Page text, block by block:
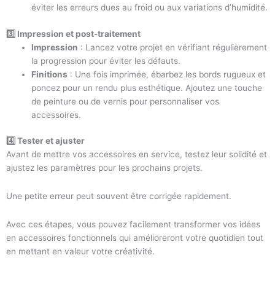
éviter les erreurs dues au froid ou aux variations d’humidité.
3️⃣ Impression et post-traitement
Impression : Lancez votre projet en vérifiant régulièrement
la progression pour éviter les défauts.
Finitions : Une fois imprimée, ébarbez les bords rugueux et
poncez pour un rendu plus esthétique. Ajoutez une touche
de peinture ou de vernis pour personnaliser vos
accessoires.
4️⃣ Tester et ajuster
Avant de mettre vos accessoires en service, testez leur solidité et
ajustez les paramètres pour les prochains projets.
Une petite erreur peut souvent être corrigée rapidement.
Avec ces étapes, vous pouvez facilement transformer vos idées
en accessoires fonctionnels qui amélioreront votre quotidien tout
en mettant en valeur votre créativité.